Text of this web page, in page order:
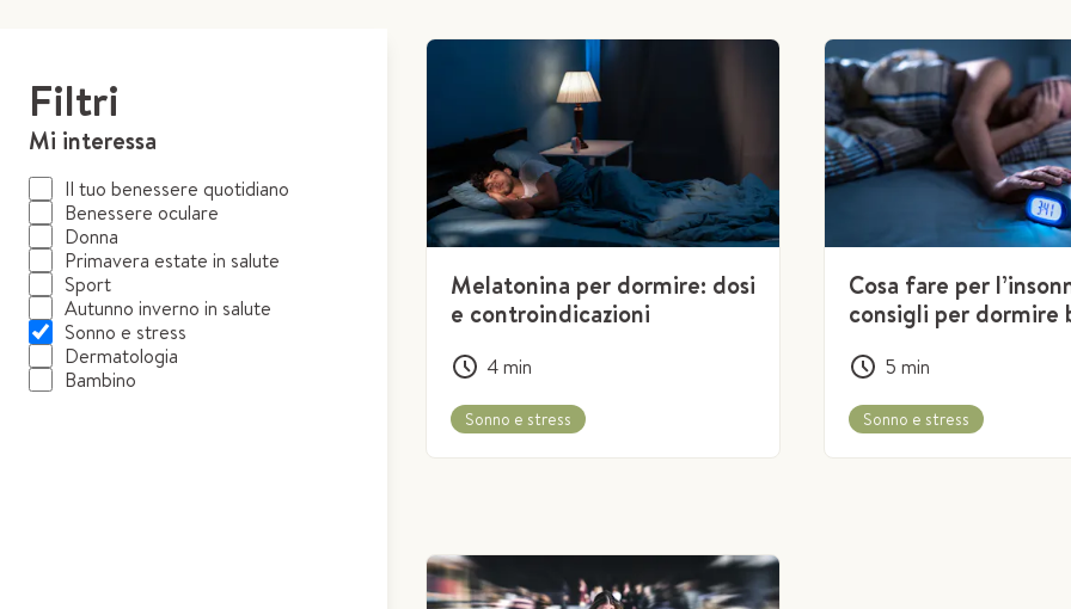
Filtri
Mi interessa
Il tuo benessere quotidiano
Benessere oculare
Donna
Primavera estate in salute
Sport
Autunno inverno in salute
Sonno e stress
Dermatologia
Bambino
Melatonina per dormire: dosi
e controindicazioni
4min
Sonno e stress
Cosa fare per
consigli per dormire
5 min
Sonno e stress